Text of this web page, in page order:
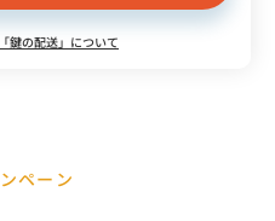
鍵の配送」について
ペーン